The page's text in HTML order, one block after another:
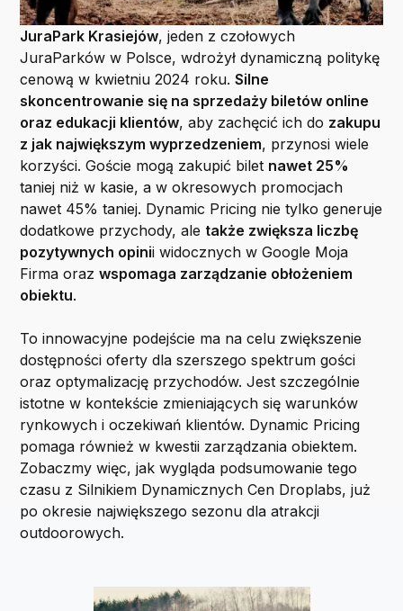
JuraPark Krasiejów, jeden z czołowych
JuraParków w Polsce, wdrożył dynamiczną politykę
cenową w kwietniu 2024 roku.Silne
skoncentrowanie się na sprzedaży biletów online
oraz edukacji klientów, aby zachęcić ich do zakupu
z jak największym wyprzedzeniem, przynosi wiele
korzyści. Goście mogą zakupić bilet nawet 25%
taniej niż w kasie, a w okresowych promocjach
nawet 45% taniej. Dynamic Pricing nie tylko generuje
dodatkowe przychody, ale także zwiększa liczbę
pozytywnych opinii widocznych w Google Moja
Firma orazwspomaga zarządzanie obłożeniem
obiektu.
To innowacyjne podejście ma na celu zwiększenie
dostępności oferty dla szerszego spektrum gości
oraz optymalizację przychodów. Jest szczególnie
istotne w kontekście zmieniających się warunków
rynkowych i oczekiwań klientów. Dynamic Pricing
pomaga również w kwestii zarządzania obiektem.
Zobaczmy więc, jak wygląda podsumowanie tego
czasu z Silnikiem Dynamicznych Cen Droplabs, już
po okresie największego sezonu dla atrakcji
outdoorowych.